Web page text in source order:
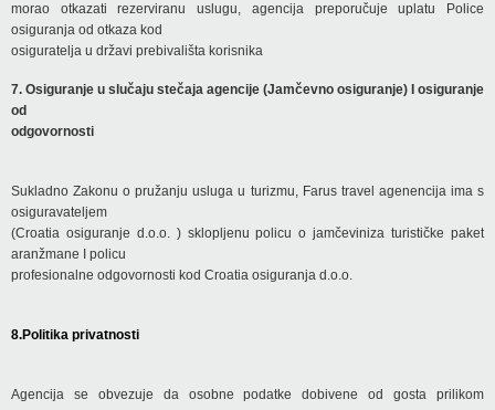
morao otkazati rezerviranu uslugu, agencija preporučuje uplatu Police
osiguranja od otkaza kod
osiguratelja u državi prebivališta korisnika
7. Osiguranje u slučaju stečaja agencije (Jamčevno osiguranje) I osiguranje
od
odgovornosti
Sukladno Zakonu o pružanju usluga u turizmu, Farus travel agenencija ima s
osiguravateljem
(Croatia osiguranje d.o.o. ) sklopljenu policu o jamčeviniza turističke paket
aranžmane I policu
profesionalne odgovornosti kod Croatia osiguranja d.o.o.
8.Politika privatnosti
Agencija se obvezuje da osobne podatke dobivene od gosta prilikom